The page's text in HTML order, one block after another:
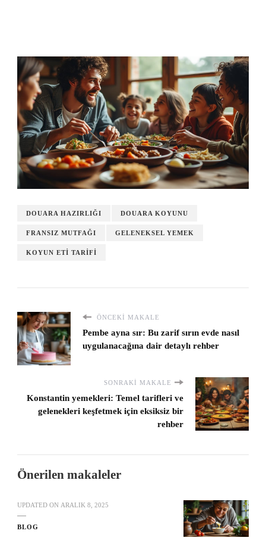
DOUARA HAZIRLIĞI DOUARA KOYUNU
FRANSIZ MUTFAĞI GELENEKSEL YEMEK
KOYUN ETI TARIFI
ÖNCEKI MAKALE
Pembe ayna sır: Bu zarif sırın evde nasıl
uygulanacağına dair detaylı rehber
SONRAKI MAKALE
Konstantin yemekleri: Temel tarifleri ve
gelenekleri keşfetmek için eksiksiz bir
rehber
Önerilen makaleler
UPDATED ON ARALIK 8, 2025
BLOG